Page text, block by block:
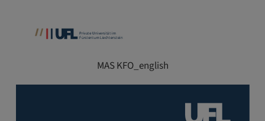
MAS KFO_english